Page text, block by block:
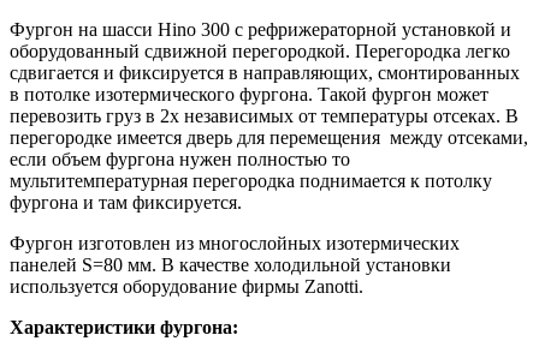
Фургон на шасси Hino 300 с рефрижераторной установкой и
оборудованный сдвижной перегородкой. Перегородка легко
сдвигается и фиксируется в направляющих, смонтированных
в потолке изотермического фургона. Такой фургон может
перевозить груз в 2х независимых от температуры отсеках. В
перегородке имеется дверь для перемещения между отсеками,
если объем фургона нужен полностью то
мультитемпературная перегородка поднимается к потолку
фургона и там фиксируется.
Фургон изготовлен из многослойных изотермических
панелей S=80 мм. В качестве холодильной установки
используется оборудование фирмы Zanotti.
Характеристики фургона: